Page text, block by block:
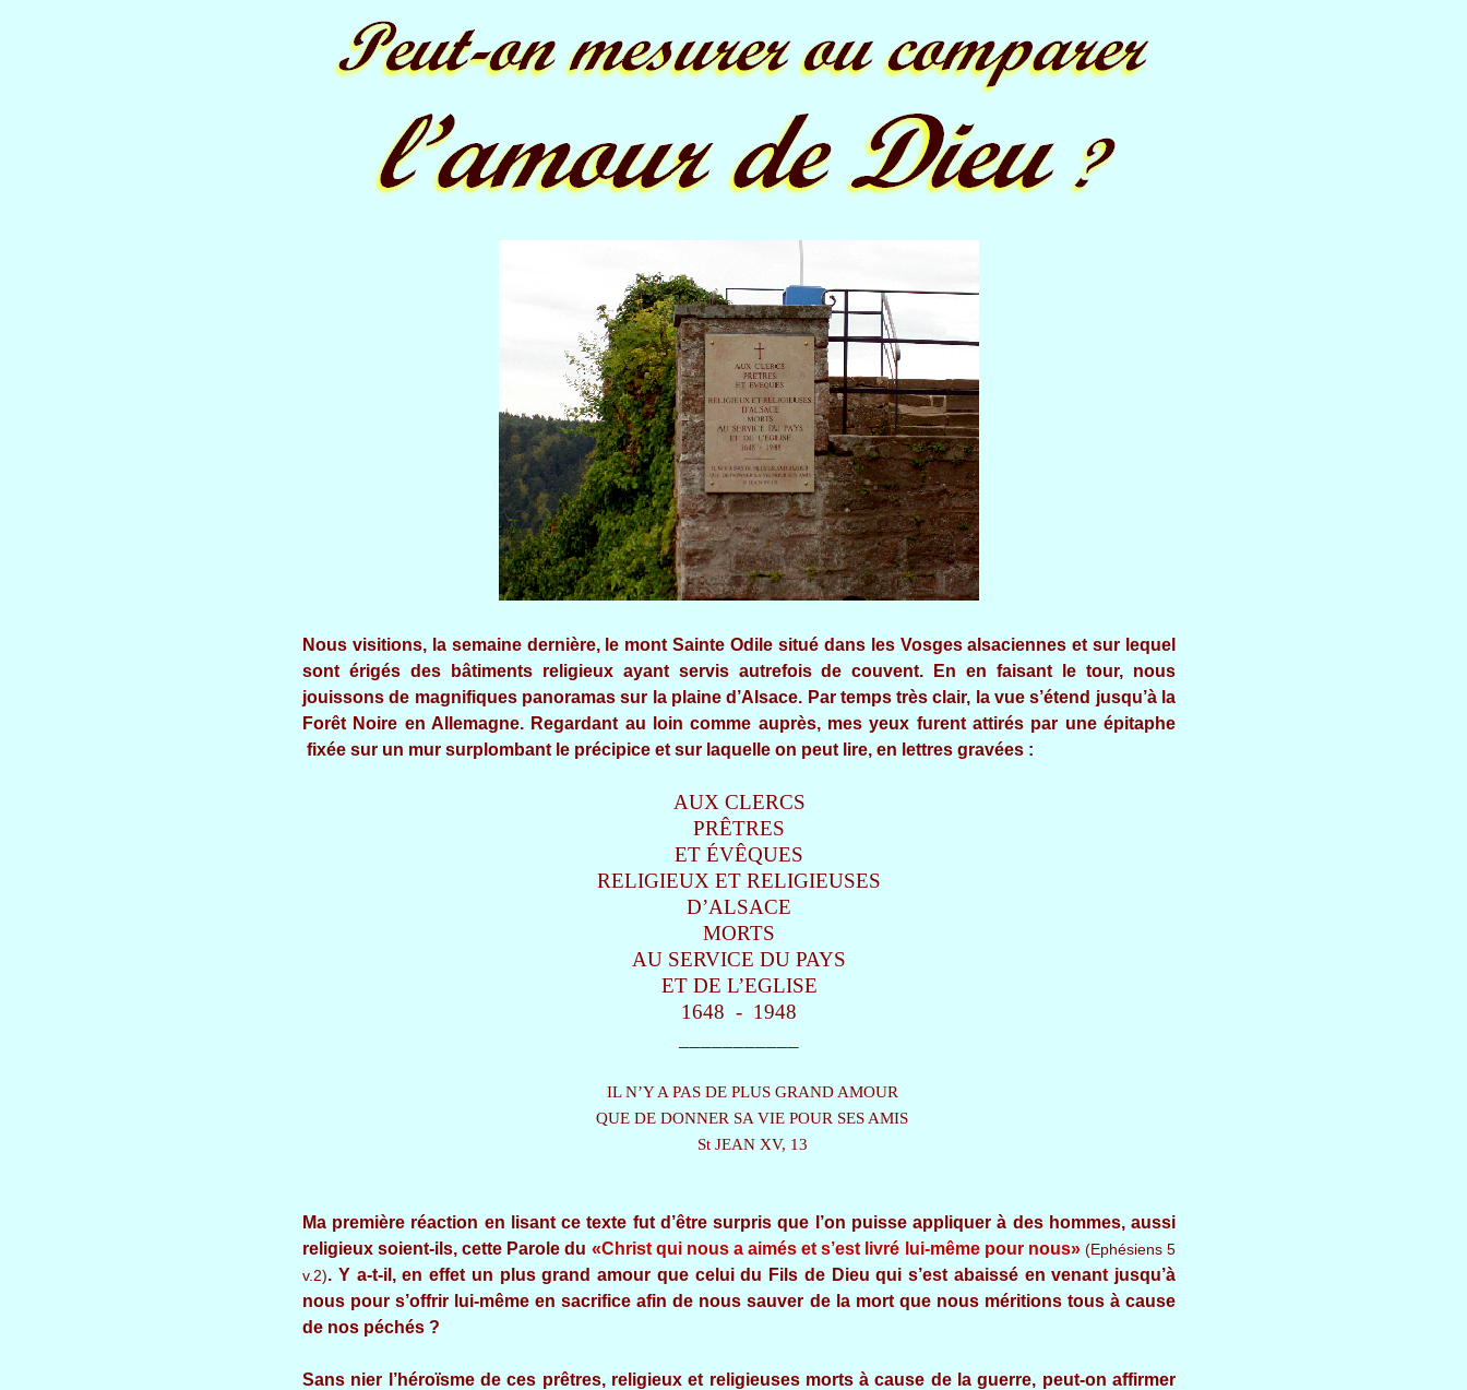
Nous visitions, la semaine dernière, le mont Sainte Odile situé dans les Vosges alsaciennes et sur lequel
sont érigés des bâtiments religieux ayant servis autrefois de couvent. En en faisant le tour, nous
jouissons de magnifiques panoramas sur la plaine d’Alsace. Par temps très clair, la vue s’étend jusqu’à la
Forêt Noire en Allemagne. Regardant au loin comme auprès, mes yeux furent attirés par une épitaphe
fixée sur un mur surplombant le précipice et sur laquelle on peut lire, en lettres gravées :
AUX CLERCS
PRÊTRES
ET ÉVÊQUES
RELIGIEUX ET RELIGIEUSES
D’ALSACE
MORTS
AU SERVICE DU PAYS
ET DE L’EGLISE
1648 - 1948
IL N’Y A PAS DE PLUS GRAND AMOUR
QUE DE DONNER SA VIE POUR SES AMIS
St JEAN XV, 13
Ma première réaction en lisant ce texte fut d’être surpris que l’on puisse appliquer à des hommes, aussi
religieux soient-ils, cette Parole du «Christ qui nous a aimés et s’est livré lui-même pour nous» (Ephésiens 5
v.2). Y a-t-il, en effet un plus grand amour que celui du Fils de Dieu qui s’est abaissé en venant jusqu’à
nous pour s’offrir lui-même en sacrifice afin de nous sauver de la mort que nous méritions tous à cause
de nos péchés ?
Sans nier l’héroïsme de ces prêtres, religieux et religieuses morts à cause de la guerre, peut-on affirmer